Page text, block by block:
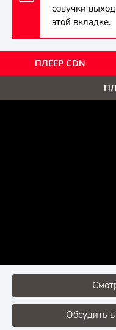
озвучки
этой вкладке.
ПЛЕЕР CDN
Обсудить